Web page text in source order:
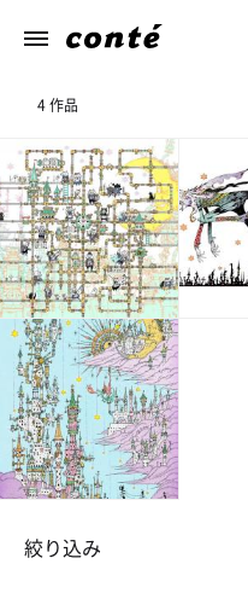
4 作品
絞り込み